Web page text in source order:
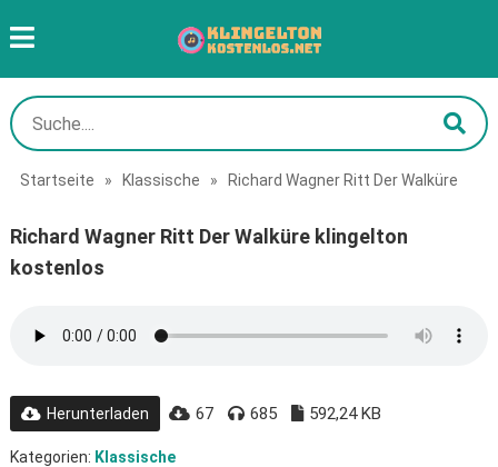
Startseite » Klassische » Richard Wagner Ritt Der Walküre
Richard Wagner Ritt Der Walküre klingelton
kostenlos
Herunterladen 67 685 592,24 KB
Kategorien: Klassische